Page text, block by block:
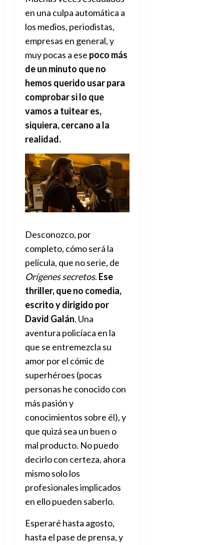
en una culpa automática a
los medios, periodistas,
empresas en general, y
muy pocas a ese poco más
de un minuto que no
hemos querido usar para
comprobar si lo que
vamos a tuitear es,
siquiera, cercano a la
realidad.
Desconozco, por
completo, cómo será la
película, que no serie, de
Orígenessecretos. Ese
thriller, que no comedia,
escrito y dirigido por
David Galán. Una
aventura policíaca en la
que se entremezcla su
amor por el cómic de
superhéroes (pocas
personas he conocido con
más pasión y
conocimientos sobre él), y
que quizá sea un buen o
mal producto. No puedo
decirlo con certeza, ahora
mismo solo los
profesionales implicados
en ello pueden saberlo.
Esperaré hasta agosto,
hasta el pase de prensa, y